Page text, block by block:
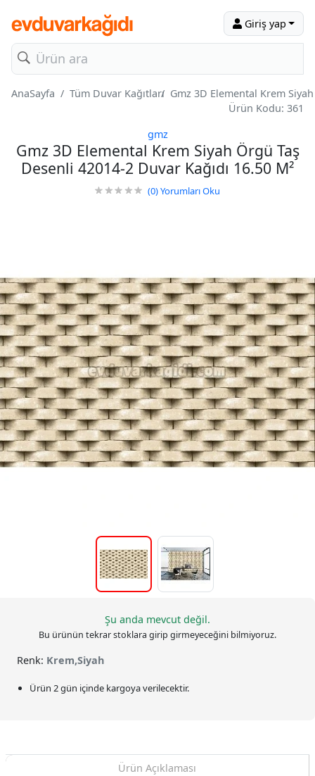
Giriş yap
AnaSayfa Tüm Duvar Kağıtları Gmz 3D Elemental Krem
Ürün Kodu: 361
gmz
Gmz 3D Elemental Krem Siyah Örgü Taş
Desenli 42014-2 Duvar Kağıdı 16.50 M²
(0)Yorumları Oku
Şu anda mevcut değil.
Bu ürünün tekrar stoklara girip girmeyeceğini bilmiyoruz.
Renk: Krem,Siyah
Ürün 2 gün içinde kargoya verilecektir.
Ürün Açıklaması